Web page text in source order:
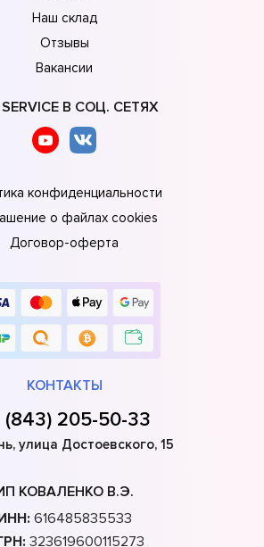
Наш склад
Отзывы
Вакансии
SERVICE В СОЦ. СЕТЯХ
конфиденциальности
о файлах cookies
Договор-оферта
КОНТАКТЫ
(843) 205-50-33
улица Достоевского, 15
КОВАЛЕНКО В.Э.
616485835533
323619600115273